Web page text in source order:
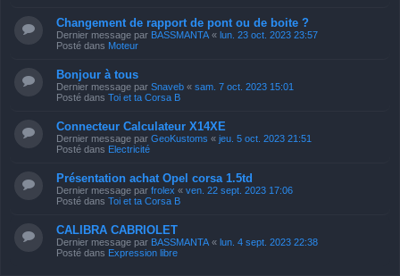
Changement de rapport de pont ou de boite ?
Dernier message par BASSMANTA « lun. 23 oct. 2023 23:57
Posté dans Moteur
Bonjour à tous
Dernier message par Snaveb « sam. 7 oct. 2023 15:01
Posté dans Toi et ta Corsa B
Connecteur Calculateur X14XE
Dernier message par GeoKustoms « jeu. 5 oct. 2023 21:51
Posté dans Electricité
Présentation achat Opel corsa 1.5td
Dernier message par frolex « ven. 22 sept. 2023 17:06
Posté dans Toi et ta Corsa B
CALIBRA CABRIOLET
Dernier message par BASSMANTA « lun. 4 sept. 2023 22:38
Posté dans Expression libre